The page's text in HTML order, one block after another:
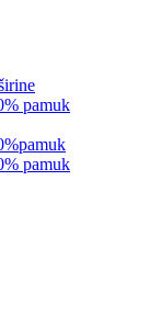
pamuk
pamuk